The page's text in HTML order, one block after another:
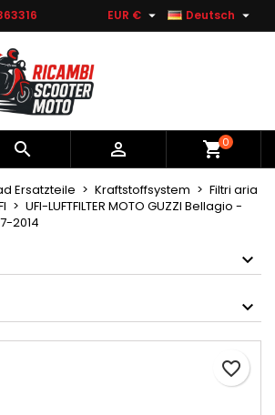
Deutsch 
EUR € 
  shopping_cart0
Ersatzteile Kraftstoffsystem
Filtri aria
UFI-LUFTFILTER MOTO GUZZI Bellagio -
2014
favorite_border
di desideri ×
lista
erstellen ×
×
sein, um Artikel Ihrer
zu können.
Abbrechen Anmelden